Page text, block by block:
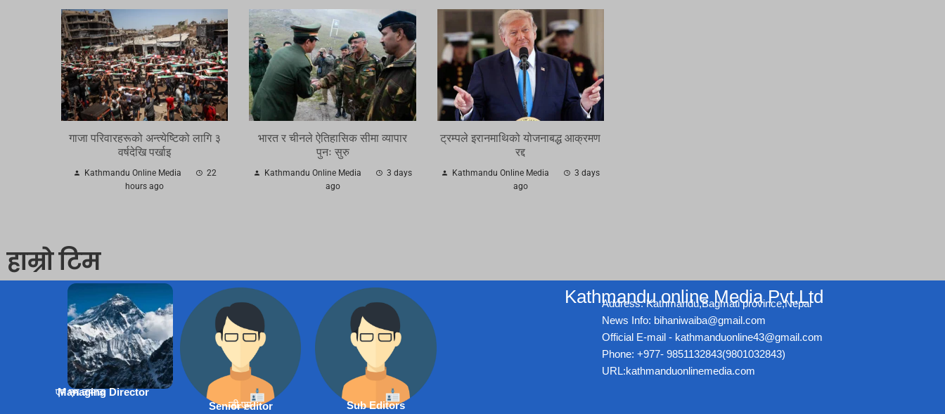
गाजा परिवारहरूको अन्त्येष्टिको लागि ३
वर्षदेखि पर्खाइ
Kathmandu Online Media
22
hours ago
भारत र चीनले ऐतिहासिक सीमा व्यापार
पुनः सुरु
Kathmandu Online Media
3 days
ago
ट्रम्पले इरानमाथिको योजनाबद्ध आक्रमण
रद्द
Kathmandu Online Media
3 days
ago
हाम्रो टिम
Managing Director
एम एम तामाङ
Senior editor
डी.एम Sub Editors
Kathmandu online Media Pvt.Ltd
Address: Kathmandu,Bagmati province,Nepal
News Info: bihaniwaiba@gmail.com
Official E-mail - kathmanduonline43@gmail.com
Phone: +977- 9851132843(9801032843)
URL:kathmanduonlinemedia.com